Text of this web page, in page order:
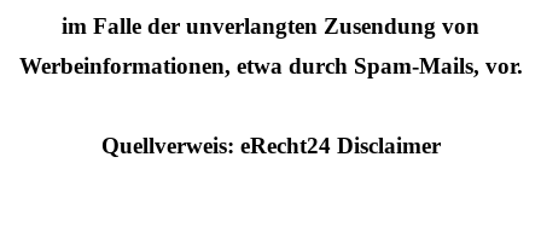
im Falle der unverlangten Zusendung von
Werbeinformationen, etwa durch Spam-Mails, vor.
Quellverweis: eRecht24 Disclaimer